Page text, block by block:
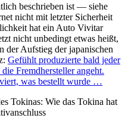
beschrieben ist — siehe
nicht mit letzter Sicherheit
hat ein Auto Vivitar
nicht unbedingt etwas heißt,
der Aufstieg der japanischen
Gefühlt produzierte bald jeder
Fremdhersteller angeht.
was bestellt wurde …
Tokinas: Wie das Tokina hat